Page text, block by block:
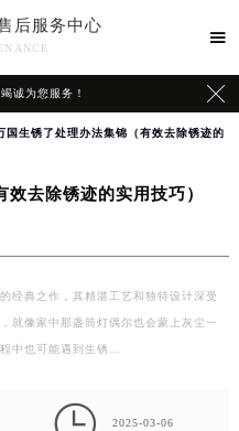
后服务中心

诚为您服务！ 
国生锈了处理办法集锦（有效去除锈迹的
去除锈迹的实用技巧）
经典之作，其精湛工艺和独特设计深受
就像家中那盏筒灯偶尔也会蒙上灰尘一
中也可能遇到生锈…
2025-03-06